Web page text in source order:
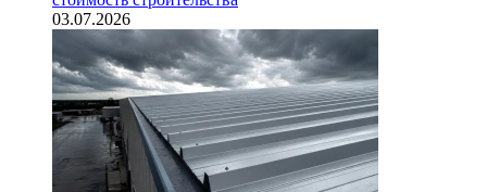
03.07.2026